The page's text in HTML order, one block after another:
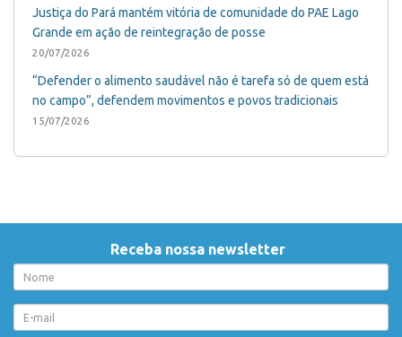
Justiça do Pará mantém vitória de comunidade do PAE Lago
Grande em ação de reintegração de posse
20/07/2026
“Defender o alimento saudável não é tarefa só de quem está
no campo”, defendem movimentos e povos tradicionais
15/07/2026
Receba nossa newsletter